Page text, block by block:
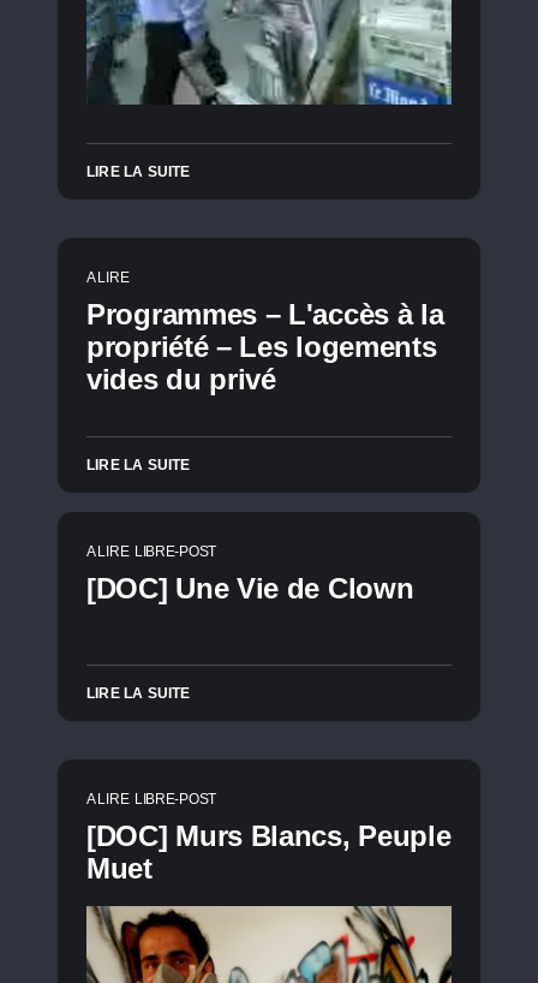
LIRE LA SUITE
A LIRE
Programmes – L'accès à la
propriété – Les logements
vides du privé
LIRE LA SUITE
A LIRE LIBRE-POST
[DOC] Une Vie de Clown
LIRE LA SUITE
A LIRE LIBRE-POST
[DOC] Murs Blancs, Peuple
Muet